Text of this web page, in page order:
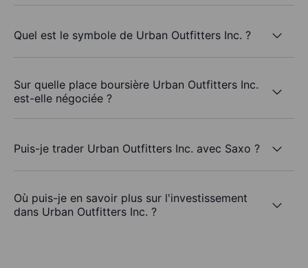
Quel est le symbole de Urban Outfitters Inc. ?
Sur quelle place boursière Urban Outfitters Inc.
est-elle négociée ?
Puis-je trader Urban Outfitters Inc. avec Saxo ?
Où puis-je en savoir plus sur l'investissement
dans Urban Outfitters Inc. ?